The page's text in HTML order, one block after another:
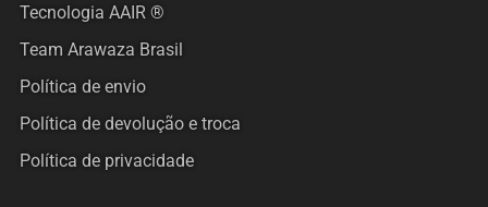
Tecnologia AAIR ®
Team Arawaza Brasil
Política de envio
Política de devolução e troca
Política de privacidade